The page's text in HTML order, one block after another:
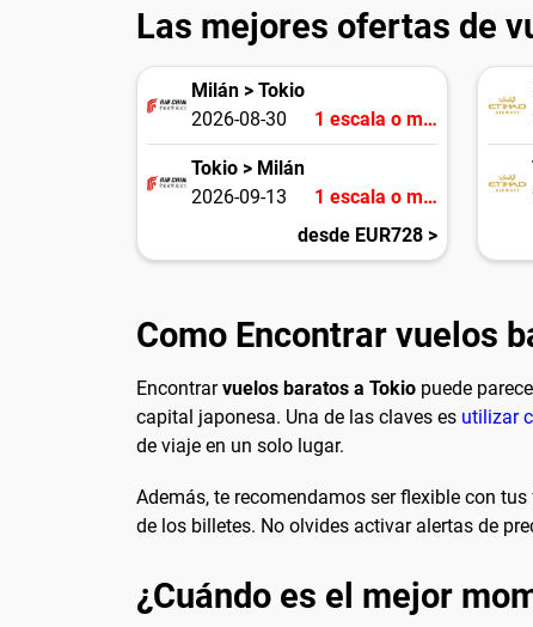
Las mejores ofertas de
Milán > Tokio
2026-08-30
1 escala o más
Tokio > Milán
2026-09-13
1 escala o más
desde EUR728 >
Como Encontrar vuelos
Encontrarvuelos baratos a Tokio puede
capital japonesa. Una de las claves es utilizar
de viaje en un solo lugar.
Además, te recomendamos ser flexible con
de los billetes. No olvides activar alertas de
¿Cuándo es el mejor